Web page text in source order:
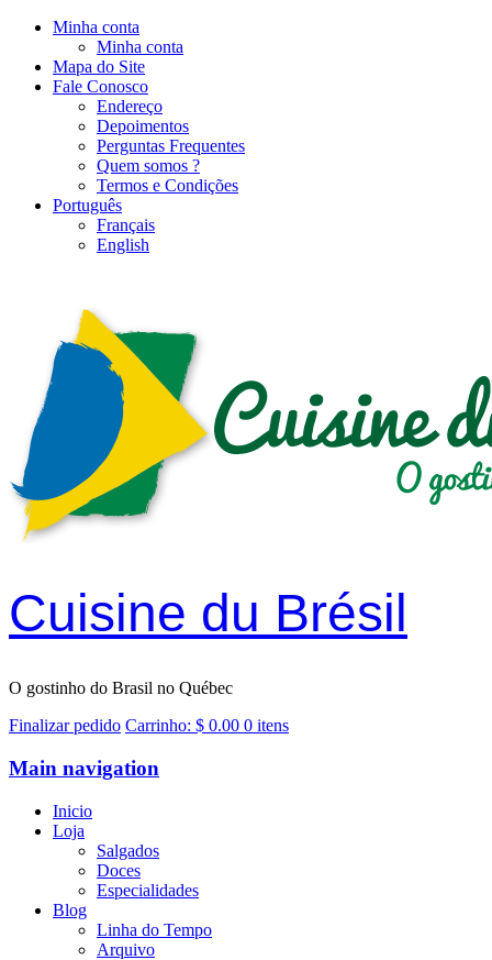
Minha conta
Minha conta
Mapa do Site
Fale Conosco
Endereço
Depoimentos
Perguntas Frequentes
Quem somos ?
Termos e Condições
Português
Français
English
Cuisine du Brésil
O gostinho do Brasil no Québec
Finalizar pedido Carrinho: $ 0.00 0 itens
Main navigation
Inicio
Loja
Salgados
Doces
Especialidades
Blog
Linha do Tempo
Arquivo